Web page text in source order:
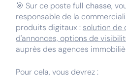
🎯 Sur ce postefull chasse,
responsable de la
produits digitaux : solution de
d'annonces, options de
auprès des agences
Pour cela, vous devrez :